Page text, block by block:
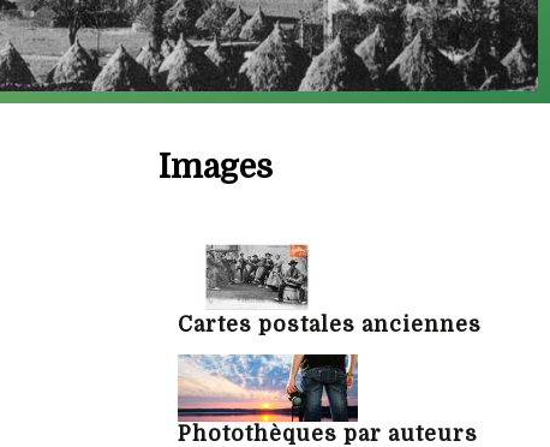
Images
Cartes postales anciennes
Photothèques par auteurs